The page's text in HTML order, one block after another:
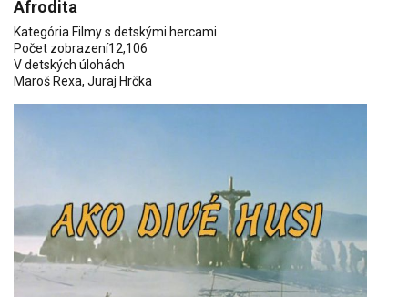
Afrodita
Kategória Filmy s detskými hercami
Počet zobrazení12,106
V detských úlohách
Maroš Rexa, Juraj Hrčka